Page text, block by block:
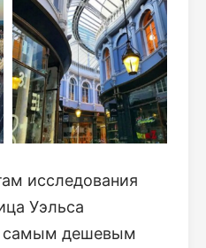
исследования
Уэльса
самым дешевым